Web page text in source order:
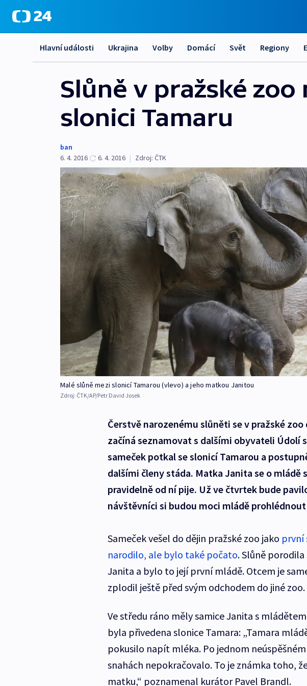
Hlavní události Ukrajina Volby Domácí Svět Regiony
Slůně v pražské
slonici Tamaru
ban
6. 4. 2016
6. 4. 2016 | Zdroj: ČTK
Malé slůně mezi slonicí Tamarou (vlevo) a jeho matkou Janitou
Zdroj: ČTK/AP/Petr David Josek
Čerstvě narozenému slůněti se v pražské
začíná seznamovat s dalšími obyvateli Údolí
sameček potkal se slonicí Tamarou a
dalšími členy stáda. Matka Janita se o mládě
pravidelně od ní pije. Už ve čtvrtek bude
návštěvníci si budou moci mládě
Sameček vešel do dějin pražské zoo jako první
narodilo, ale bylo také počato. Slůně
Janita a bylo to její první mládě. Otcem je
zplodil ještě před svým odchodem do jiné zoo.
Ve středu ráno měly samice Janita s
byla přivedena slonice Tamara: „Tamara
pokusilo napít mléka. Po jednom
snahách nepokračovalo. To je známka toho,
matku,“ poznamenal kurátor Pavel Brandl.